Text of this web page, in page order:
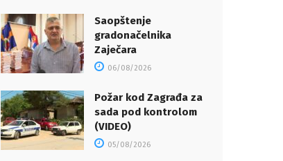
Saopštenje
gradonačelnika
Zaječara
06/08/2026
Požar kod Zagrađa za
sada pod kontrolom
(VIDEO)
05/08/2026